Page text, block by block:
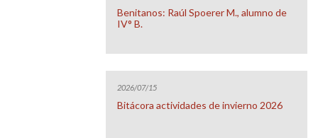
Benitanos: Raúl Spoerer M., alumno de
IV° B.
2026/07/15
Bitácora actividades de invierno 2026